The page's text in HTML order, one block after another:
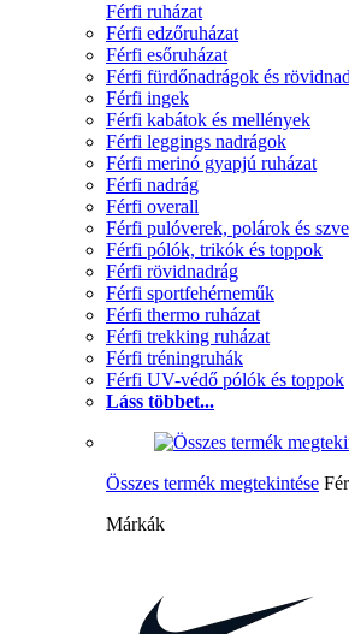
Férfi ruházat
Férfi edzőruházat
Férfi esőruházat
Férfi fürdőnadrágok és
Férfi ingek
Férfi kabátok és mellények
Férfi leggings nadrágok
Férfi merinó gyapjú ruházat
Férfi nadrág
Férfi overall
Férfi pulóverek, polárok és
Férfi pólók, trikók és toppok
Férfi rövidnadrág
Férfi sportfehérneműk
Férfi thermo ruházat
Férfi trekking ruházat
Férfi tréningruhák
Férfi UV-védő pólók és toppok
Láss többet...
Összes termék megtekintése
Márkák